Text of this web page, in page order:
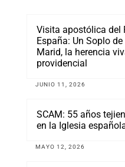
Visita apostólica del
España: Un Soplo
Marid, la herencia
providencial
JUNIO 11, 2026
SCAM: 55 años
en la Iglesia
MAYO 12, 2026